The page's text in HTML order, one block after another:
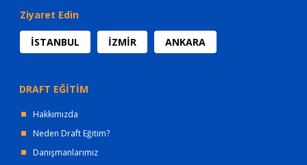
Ziyaret Edin
İSTANBUL İZMİR ANKARA
DRAFT EĞİTİM
Hakkımızda
Neden Draft Eğitim?
Danışmanlarımız